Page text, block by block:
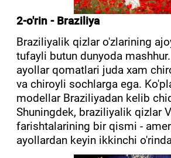
2-o'rin - Braziliya
Braziliyalik qizlar o'zlarining
tufayli butun dunyoda
ayollar qomatlari juda xam
va chiroyli sochlarga ega.
modellar Braziliyadan kelib
Shuningdek, braziliyalik qizlar
farishtalarining bir qismi -
ayollardan keyin ikkinchi